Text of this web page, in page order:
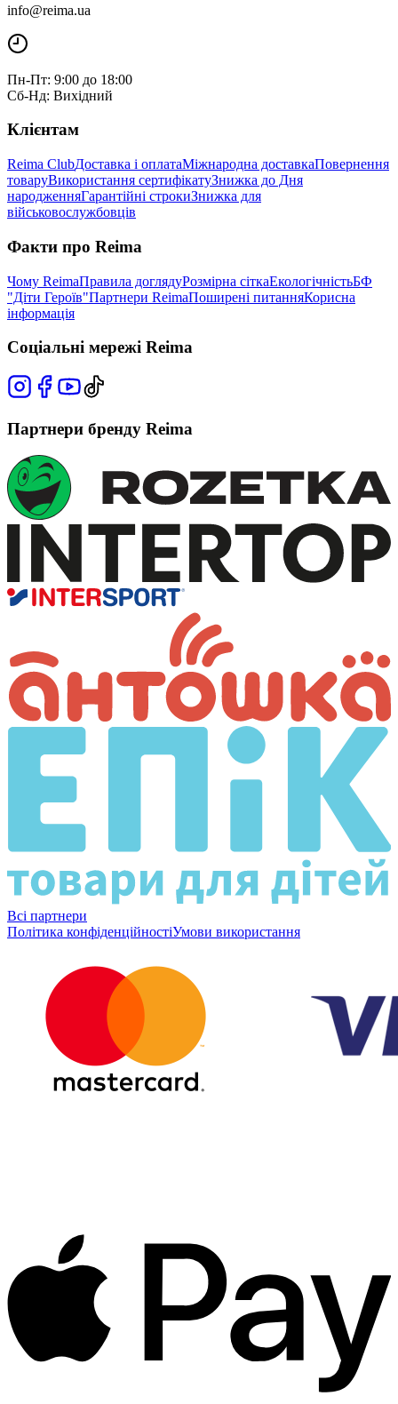
info@reima.ua
Пн-Пт: 9:00 до 18:00
Сб-Нд: Вихідний
Клієнтам
Reima ClubДоставка і оплатаМіжнародна доставкаПовернення
товаруВикористання сертифікатуЗнижка до Дня
народженняГарантійні строкиЗнижка для
військовослужбовців
Факти про Reima
Чому ReimaПравила доглядуРозмірна сіткаЕкологічністьБФ
"Діти Героїв"Партнери ReimaПоширені питанняКорисна
інформація
Соціальні мережі Reima
Партнери бренду Reima
Всі партнери
Політика конфіденційностіУмови використання